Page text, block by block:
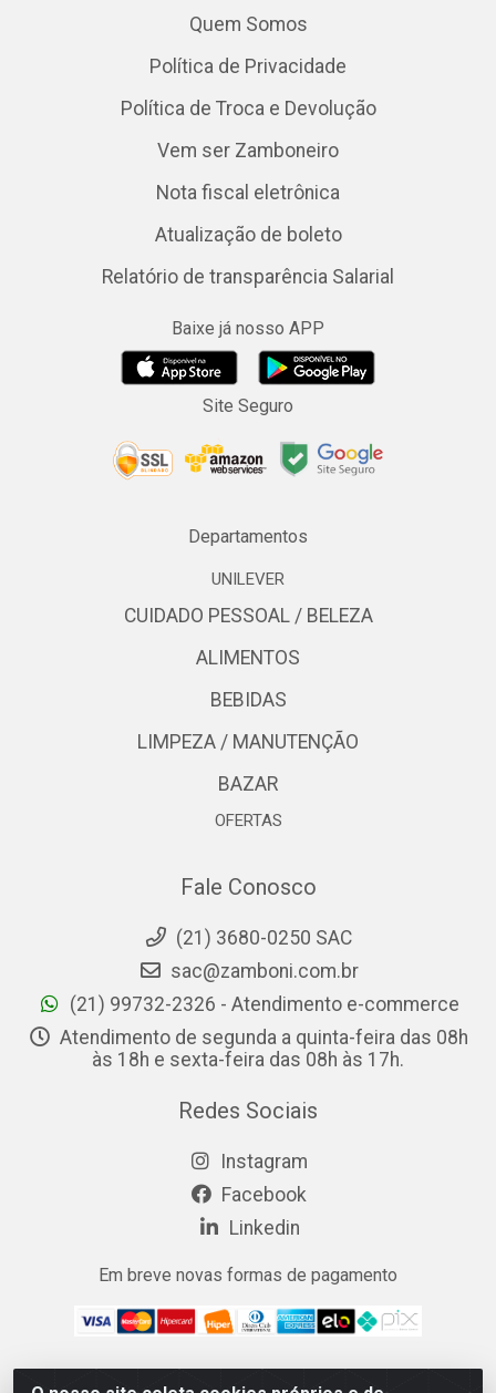
Quem Somos
Política de Privacidade
Política de Troca e Devolução
Vem ser Zamboneiro
Nota fiscal eletrônica
Atualização de boleto
Relatório de transparência Salarial
Baixe já nosso APP
Site Seguro
Departamentos
UNILEVER
CUIDADO PESSOAL / BELEZA
ALIMENTOS
BEBIDAS
LIMPEZA / MANUTENÇÃO
BAZAR
OFERTAS
Fale Conosco
(21) 3680-0250 SAC
sac@zamboni.com.br
(21) 99732-2326 - Atendimento e-commerce
Atendimento de segunda a quinta-feira das 08h
às 18h e sexta-feira das 08h às 17h.
Redes Sociais
Instagram
Facebook
Linkedin
Em breve novas formas de pagamento